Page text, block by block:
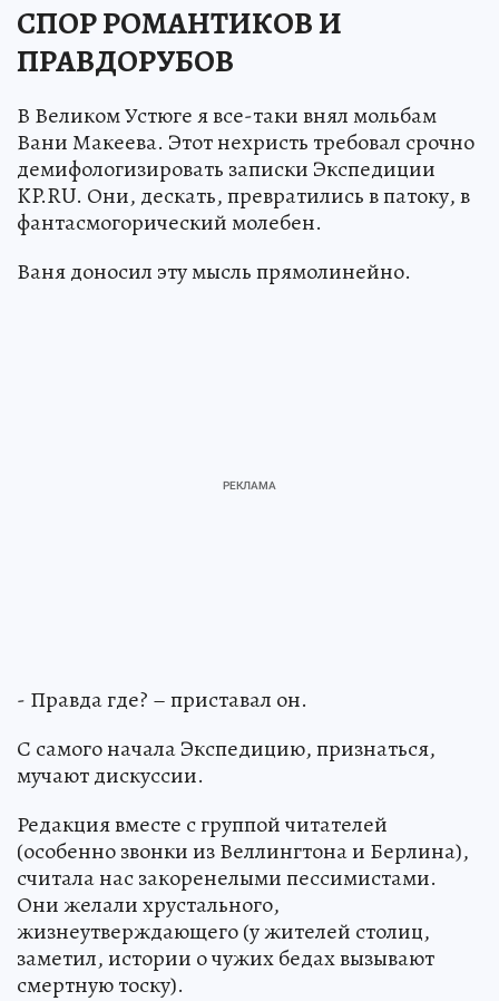
СПОР РОМАНТИКОВ И
ПРАВДОРУБОВ
В Великом Устюге я все-таки внял мольбам
Вани Макеева. Этот нехристь требовал срочно
демифологизировать записки Экспедиции
KP.RU. Они, дескать, превратились в патоку, в
фантасмогорический молебен.
Ваня доносил эту мысль прямолинейно.
- Правда где? – приставал он.
С самого начала Экспедицию, признаться,
мучают дискуссии.
Редакция вместе с группой читателей
(особенно звонки из Веллингтона и Берлина),
считала нас закоренелыми пессимистами.
Они желали хрустального,
жизнеутверждающего (у жителей столиц,
заметил, истории о чужих бедах вызывают
смертную тоску).